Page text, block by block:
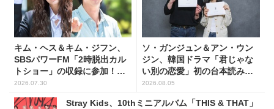
キム・ヘス＆キム・ジフン、
SBSパワーFM「2時脱出カル
トショー」の収録に参加！
(PHOTO7枚)
2026.07.30
ソ・ガンジュン＆アン・ウン
ジン、韓国ドラマ「君じゃな
い別の恋愛」初の台本読み合
わせで抜群のケミ
2026.08.05
Stray Kids、10thミニアルバム「THIS & THAT」